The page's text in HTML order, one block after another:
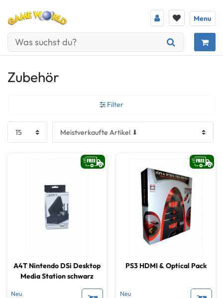
Menu
Zubehör
Filter
A4T Nintendo DSi Desktop
Media Station schwarz
Neu
PS3 HDMI & Optical Pack
Neu